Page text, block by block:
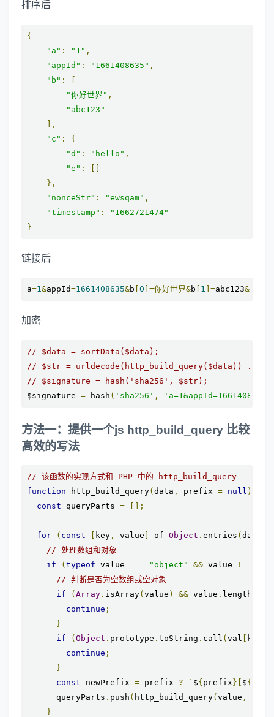
排序后
{
"a" : "1" ,
"appId" : "1661408635" ,
"b" :
"你好世界" ,
"abc123"
],
"c" :
{
"d" : "hello" ,
"e" :
},
"nonceStr" : "ewsqam" ,
"timestamp" :
"1662721474"
}
链接后
a=1&appId=1661408635&b 0 ]=你好世界&b 1 ]=abc123&
加密
// $data = sortData($data);
// $str = urldecode(http_build_query($data)) .
// $signature = hash('sha256', $str);
$signature = hash ( 'sha256' ,
方法一：提供一个js http_build_query 比较
高效的写法
// 该函数的实现方式和 PHP 中的 http_build_query
function http_build_query( data , prefix = null )
const queryParts = [];
for ( const key , value of Object . entries ( data
// 处理数组和对象
if
( typeof value === "object" && value !==
// 判断是否为空数组或空对象
if
( Array . isArray( value ) && value . length
continue ;
}
if
( Object . prototype . toString . call ( val k
continue ;
}
const newPrefix = prefix ? ` ${ prefix }[ ${
      queryParts
. push ( http_build_query( value ,
}